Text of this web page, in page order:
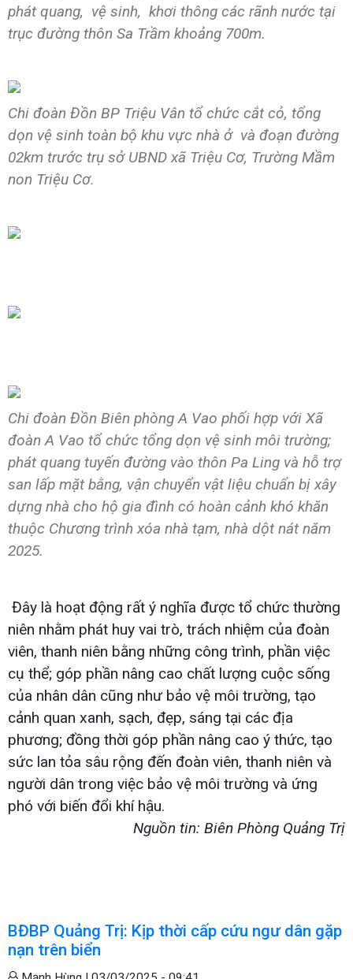
phát quang, vệ sinh, khơi thông các rãnh nước tại
trục đường thôn Sa Trầm khoảng 700m.
Chi đoàn Đồn BP Triệu Vân tổ chức cắt cỏ, tổng
dọn vệ sinh toàn bộ khu vực nhà ở và đoạn đường
02km trước trụ sở UBND xã Triệu Cơ, Trường Mầm
non Triệu Cơ.
Chi đoàn Đồn Biên phòng A Vao phối hợp với Xã
đoàn A Vao tổ chức tổng dọn vệ sinh môi trường;
phát quang tuyến đường vào thôn Pa Ling và hỗ trợ
san lấp mặt bằng, vận chuyển vật liệu chuẩn bị xây
dựng nhà cho hộ gia đình có hoàn cảnh khó khăn
thuộc Chương trình xóa nhà tạm, nhà dột nát năm
2025.
Đây là hoạt động rất ý nghĩa được tổ chức thường
niên nhằm phát huy vai trò, trách nhiệm của đoàn
viên, thanh niên bằng những công trình, phần việc
cụ thể; góp phần nâng cao chất lượng cuộc sống
của nhân dân cũng như bảo vệ môi trường, tạo
cảnh quan xanh, sạch, đẹp, sáng tại các địa
phương; đồng thời góp phần nâng cao ý thức, tạo
sức lan tỏa sâu rộng đến đoàn viên, thanh niên và
người dân trong việc bảo vệ môi trường và ứng
phó với biến đổi khí hậu.
Nguồn tin: Biên Phòng Quảng Trị
BĐBP Quảng Trị: Kịp thời cấp cứu ngư dân gặp
nạn trên biển